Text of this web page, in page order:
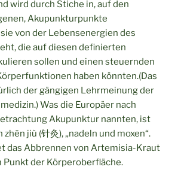
wird durch Stiche in, auf den
Akupunkturpunkte
von der Lebensenergien des
die auf diesen definierten
sollen und einen steuernden
haben könnten.(Das
der gängigen Lehrmeinung der
Was die Europäer nach
Akupunktur nannten, ist
jiù (针灸), „nadeln und moxen“.
das Abbrennen von Artemisia-Kraut
Punkt der Körperoberfläche.